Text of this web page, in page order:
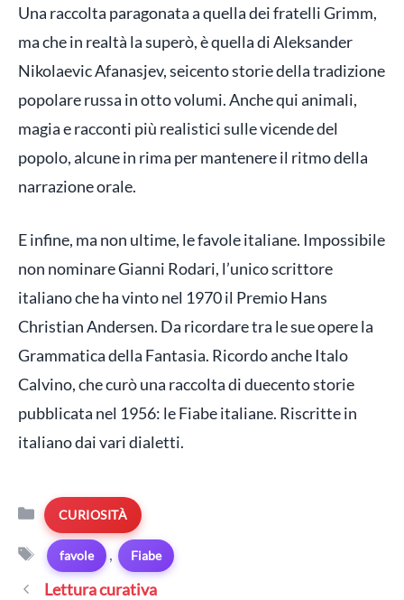
Una raccolta paragonata a quella dei fratelli Grimm,
ma che in realtà la superò, è quella di Aleksander
Nikolaevic Afanasjev, seicento storie della tradizione
popolare russa in otto volumi. Anche qui animali,
magia e racconti più realistici sulle vicende del
popolo, alcune in rima per mantenere il ritmo della
narrazione orale.
E infine, ma non ultime, le favole italiane. Impossibile
non nominare Gianni Rodari, l’unico scrittore
italiano che ha vinto nel 1970 il Premio Hans
Christian Andersen. Da ricordare tra le sue opere la
Grammatica della Fantasia. Ricordo anche Italo
Calvino, che curò una raccolta di duecento storie
pubblicata nel 1956: le Fiabe italiane. Riscritte in
italiano dai vari dialetti.
Categorie
CURIOSITÀ
Tagfavole , Fiabe
Lettura curativa